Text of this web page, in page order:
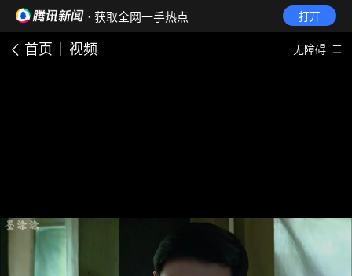
· 获取全网一手热点 打开
首页 视频 无障碍